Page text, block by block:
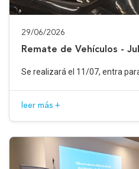
29/06/2026
Remate de Vehículos -
Se realizará el 11/07, entra
leer más +